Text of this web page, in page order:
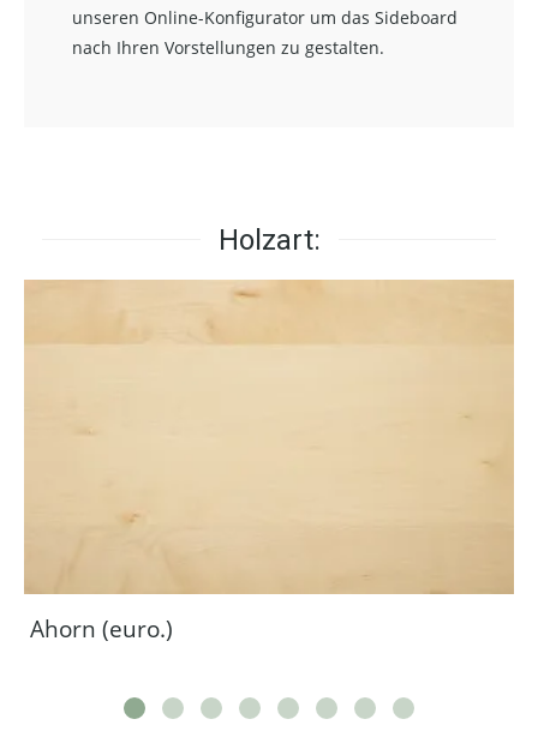
unseren Online-Konfigurator um das Sideboard
nach Ihren Vorstellungen zu gestalten.
Holzart:
Ahorn (euro.)